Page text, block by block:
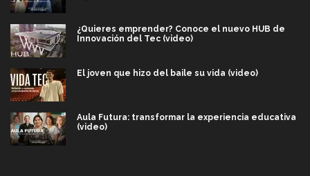
¿Quieres emprender? Conoce el nuevo HUB de
Innovación del Tec (video)
El joven que hizo del baile su vida (video)
Aula Futura: transformar la experiencia educativa
(video)